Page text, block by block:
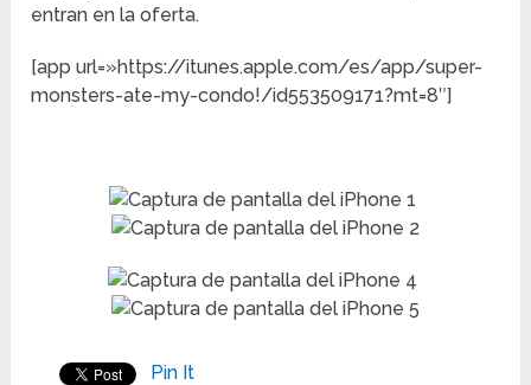
entran en la oferta.
[app url=»https://itunes.apple.com/es/app/super-
monsters-ate-my-condo!/id553509171?mt=8″]
Pin It